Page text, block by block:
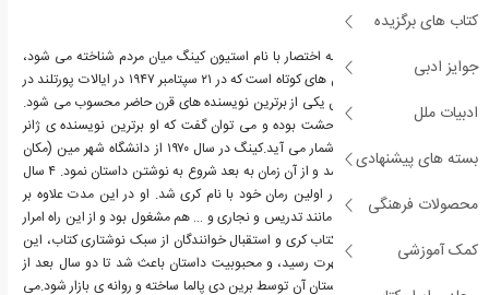
کتاب های برگزیده
جوایز ادبی
ادبیات ملل
بسته های پیشنهادی
محصولات فرهنگی
کمک آموزشی
استیون ادوین کینگ که به اختصار با نام استیون کینگ میان مردم شناخته می شود،
نویسنده ی رمان و داستان های کوتاه است که در ۲۱ سپتامبر ۱۹۴۷ در ایالات پورتلند در
آمریکا به دنیا آمد. استیون یکی از برترین نویسنده های قرن حاضر محسوب می شود.
اغلب آثار کینگ در ژانر وحشت بوده و می توان گفت که او برترین نویسنده ی ژانر
وحشت در حال حاضر به شمار می آید.کینگ در سال ۱۹۷۰ از دانشگاه شهر مین (مکان
تولدش) فارغ التحصیل شد و از آن زمان به بعد شروع به نوشتن داستان نمود. ۴ سال
بعد کینگ موفق به انتشار اولین رمان خود با نام کری شد. او در این مدت علاوه بر
نویسندگی به شغل هایی مانند تدریس و نجاری و … هم مشغول بود و از این راه امرار
معاش می کرد. با انتشار کتاب کری و استقبال خوانندگان از سبک نوشتاری کتاب، این
نویسنده به سرعت به شهرت رسید، و محبوبیت داستان باعث شد تا دو سال بعد از
انتشار فیلمی بر اساس داستان آن توسط برین دی پالما ساخته و روانه ی بازار شود.می